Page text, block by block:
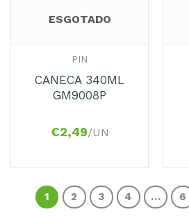
ESGOTADO
PIN
CANECA 340ML
GM9008P
€2,49/UN
1 2 3 4 … 6